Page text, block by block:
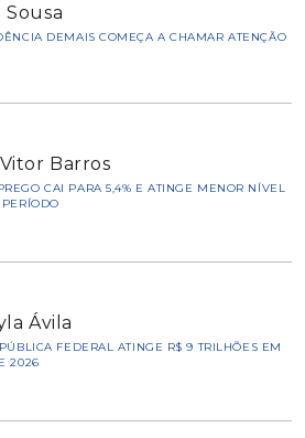
Sousa
DEMAIS COMEÇA A CHAMAR ATENÇÃO
Barros
CAI PARA 5,4% E ATINGE MENOR NÍVEL
Ávila
FEDERAL ATINGE R$ 9 TRILHÕES EM
2026